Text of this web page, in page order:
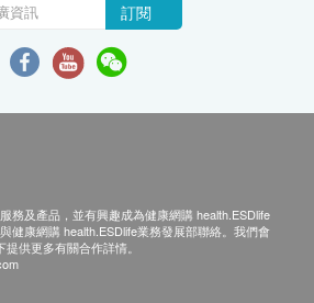
訂閱
務及產品，並有興趣成為健康網購 health.ESDlife
健康網購 health.ESDlife業務發展部聯絡。我們會
供更多有關合作詳情。